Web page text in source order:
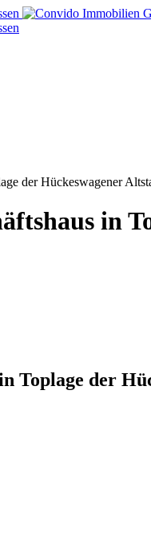
der Hückeswagener
in
Toplage der